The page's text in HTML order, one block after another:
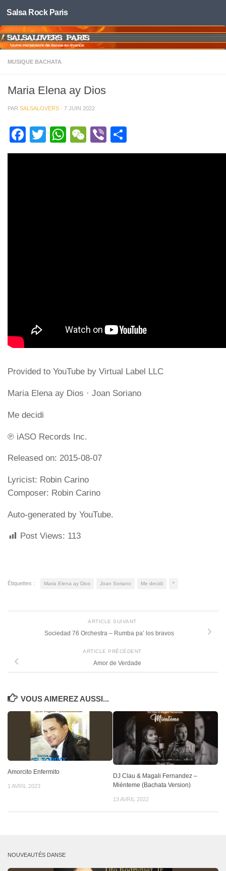
Skip to content
Salsa Rock Paris
MUSIQUE BACHATA
Maria Elena ay Dios
PAR SALSALOVERS · 7 JUIN 2022
Facebook
TwitterWhatsApp
WeChat
Viber
Provided to YouTube by Virtual Label LLC
Maria Elena ay Dios · Joan Soriano
Me decidi
℗ iASO Records Inc.
Released on: 2015-08-07
Lyricist: Robin Carino
Composer: Robin Carino
Auto-generated by YouTube.
Post Views: 113
Étiquettes : Maria Elena ay Dios Joan Soriano Me decidi *
ARTICLE SUIVANT
Sociedad 76 Orchestra – Rumba pa’ los bravos
ARTICLE PRÉCÉDENT
Amor de Verdade
VOUS AIMEREZ AUSSI...
Amorcito Enfermito
1 AVRIL 2023
DJ Clau & Magali Fernandez –
Miénteme (Bachata Version)
13 AVRIL 2022
NOUVEAUTÉS DANSE